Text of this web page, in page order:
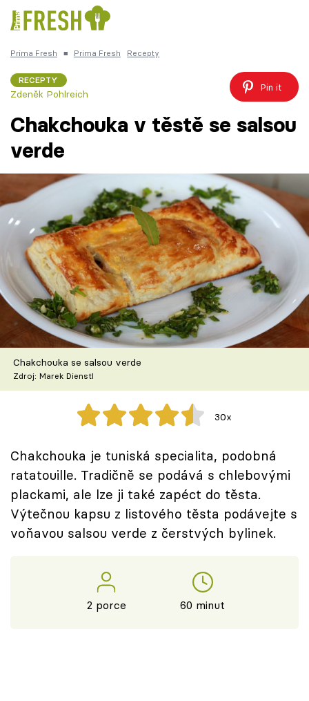
Témata
Recepty
Články
TV Program
Škola vaření
Recepty z TV
Speciál: Cuketa
Těhotnej kuchař
Sledujte prima+
Přihlášení
Sledujte nás
Prima Fresh ■ Prima Fresh Recepty
RECEPTY
Zdeněk Pohlreich
Pin it
Chakchouka v těstě se salsou
verde
Chakchouka se salsou verde
Zdroj: Marek Dienstl
30x
Chakchouka je tuniská specialita, podobná
ratatouille. Tradičně se podává s chlebovými
plackami, ale lze ji také zapéct do těsta.
Výtečnou kapsu z listového těsta podávejte s
voňavou salsou verde z čerstvých bylinek.
2 porce 60 minut